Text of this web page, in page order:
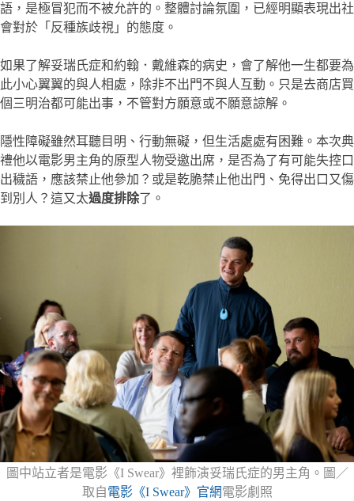
語，是極冒犯而不被允許的。整體討論氛圍，已經明顯表現出社
會對於「反種族歧視」的態度。
如果了解妥瑞氏症和約翰．戴維森的病史，會了解他一生都要為
此小心翼翼的與人相處，除非不出門不與人互動。只是去商店買
個三明治都可能出事，不管對方願意或不願意諒解。
隱性障礙雖然耳聽目明、行動無礙，但生活處處有困難。本次典
禮他以電影男主角的原型人物受邀出席，是否為了有可能失控口
出穢語，應該禁止他參加？或是乾脆禁止他出門、免得出口又傷
到別人？這又太過度排除了。
圖中站立者是電影《I Swear》裡飾演妥瑞氏症的男主角。圖／
取自電影《I Swear》官網電影劇照